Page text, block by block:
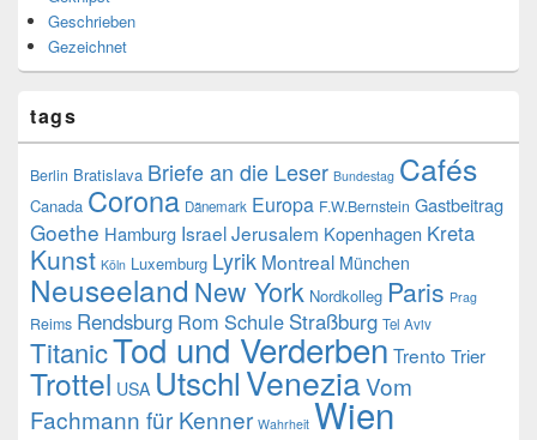
Geschrieben
Gezeichnet
tags
Berlin Bratislava Briefe an die Leser Bundestag Cafés
Canada Corona Dänemark Europa F.W.Bernstein Gastbeitrag
Goethe Hamburg IsraelJerusalem Kopenhagen Kreta
Kunst Köln Luxemburg Lyrik Montreal München
Neuseeland New York Nordkolleg Paris Prag
Reims Rendsburg Rom Schule Straßburg Tel Aviv
TitanicTod und Verderben Trento Trier
Trottel USA UtschlVeneziaVom
Fachmann für Kenner Wahrheit Wien